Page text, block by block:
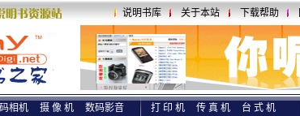
说明书库 关于本站 下载帮助
相机 摄 像 机
数码影音
打 印 机 传 真 机
台 式 机